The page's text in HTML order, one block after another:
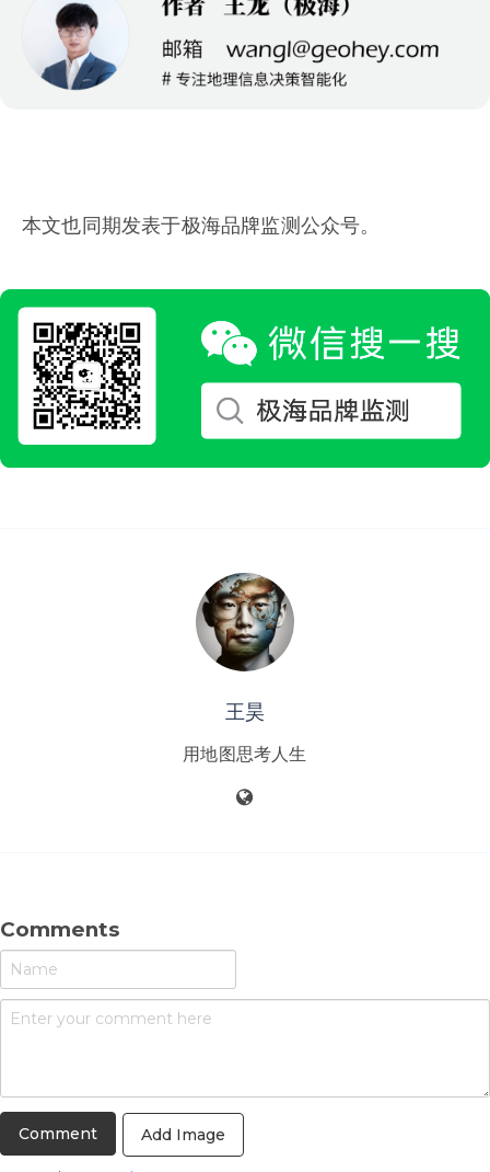
本文也同期发表于极海品牌监测公众号。‌
王昊
用地图思考人生
Comments
Add Image